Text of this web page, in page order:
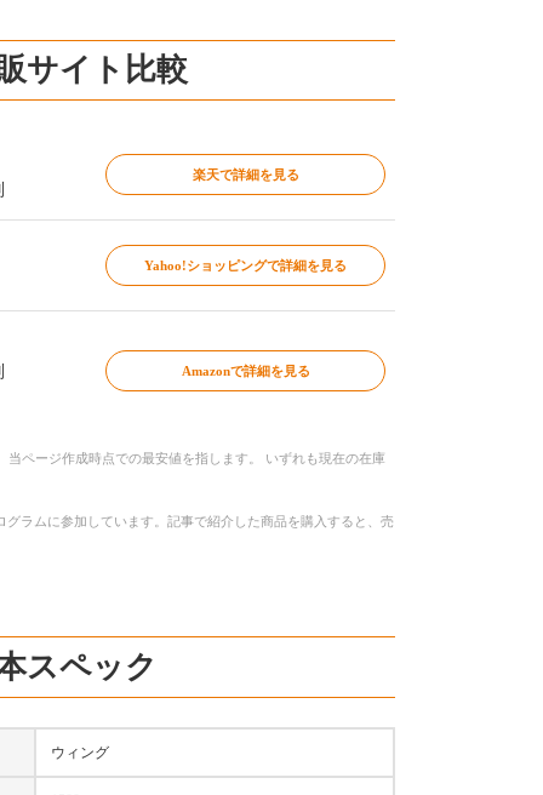
サイト比較
楽天で詳細を見る
Yahoo!ショッピングで詳細を見る
Amazonで詳細を見る
ページ作成時点での最安値を指します。 いずれも現在の在庫
ラムに参加しています。記事で紹介した商品を購入すると、売
スペック
ウィング